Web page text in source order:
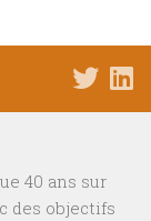
40 ans sur
des objectifs